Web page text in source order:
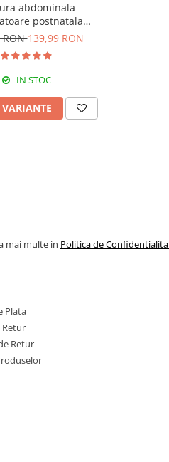
abdominala
postnatala
prindere velcro,
Black
RON139,99 RON
IN STOC
mai multe in Politica de
Plata
Retur
Retur